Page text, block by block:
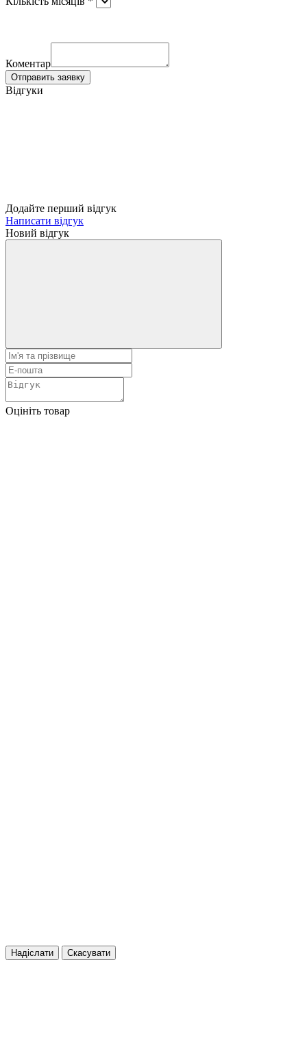
Коментар
Отправить заявку
Відгуки
Додайте перший відгук
Написати відгук
Новий відгук
Оцініть товар
Надіслати Скасувати